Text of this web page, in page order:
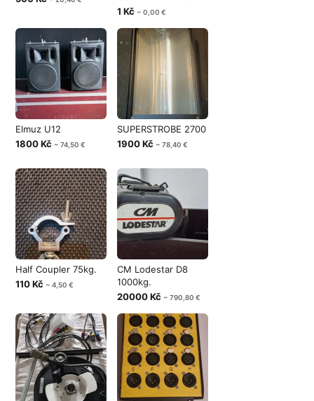
1 Kč ~ 0,00 €
Elmuz U12
1800 Kč ~ 74,50 €
SUPERSTROBE 2700
1900 Kč ~ 78,40 €
Half Coupler 75kg.
110 Kč ~ 4,50 €
CM Lodestar D8
1000kg.
20000 Kč ~ 790,80 €